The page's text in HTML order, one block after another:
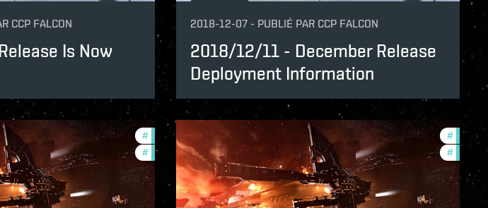
CCP FALCON
Is Now
2018-12-07 - PUBLIÉ PAR CCP FALCON
2018/12/11 - December Release
Deployment Information
#balance-changes
#development-updates
#
#